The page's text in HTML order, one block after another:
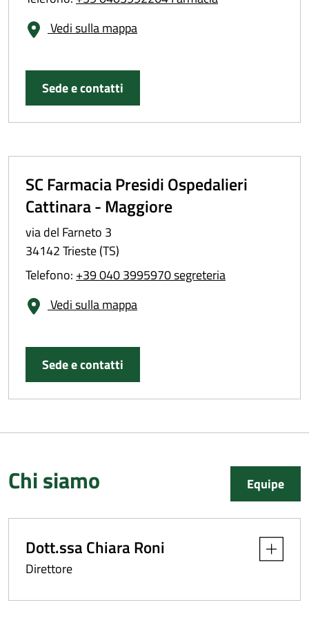
monitorando gli esiti di cura attraverso gli studi clinici;
collaborare con le Università, convenzionate con ASUGI,
per la formazione degli studenti dei corsi universitari in
specializzandi post laurea in Farmacia Ospedaliera;
realizzare le attività previste nei piani di formazione
aziendale e contribuire alla valorizzazione, formazione e
sviluppo delle competenze del personale.
Vedi sulla mappa
Sede e contatti
SC Farmacia Presidi Ospedalieri
Cattinara - Maggiore
via del Farneto 3
34142 Trieste (TS)
Telefono: +39 040 3995970 segreteria
Vedi sulla mappa
Sede e contatti
Chi siamo Equipe
Dott.ssa Chiara Roni
Direttore
Apri